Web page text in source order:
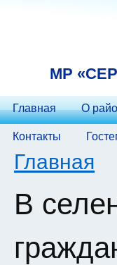
МP
Главная О
Контакты
Вы здесь
Главная
В